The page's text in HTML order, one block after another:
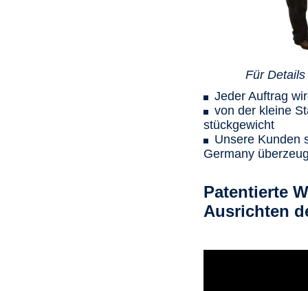
Für
Jeder Auftrag
von der kleine
stück­gewicht
Unsere Kunden
Germany
Patentierte
Ausrichten